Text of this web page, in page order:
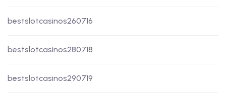
bestslotcasinos260716
bestslotcasinos280718
bestslotcasinos290719